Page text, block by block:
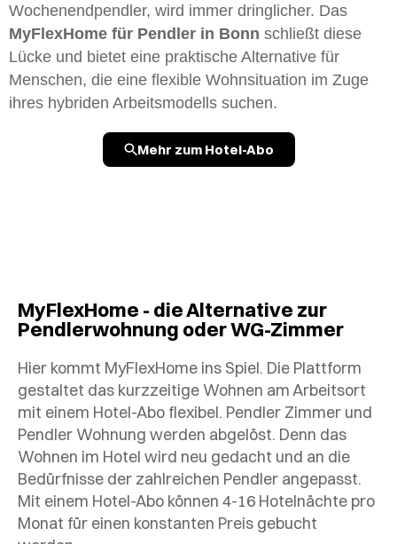
Wochenendpendler, wird immer dringlicher. Das
MyFlexHome für Pendler in Bonn schließt diese
Lücke und bietet eine praktische Alternative für
Menschen, die eine flexible Wohnsituation im Zuge
ihres hybriden Arbeitsmodells suchen.
Mehr zum Hotel-Abo
MyFlexHome - die Alternative zur
Pendlerwohnung oder WG-Zimmer
Hier kommt MyFlexHome ins Spiel. Die Plattform
gestaltet das kurzzeitige Wohnen am Arbeitsort
mit einem Hotel-Abo flexibel. Pendler Zimmer und
Pendler Wohnung werden abgelöst. Denn das
Wohnen im Hotel wird neu gedacht und an die
Bedürfnisse der zahlreichen Pendler angepasst.
Mit einem Hotel-Abo können 4-16 Hotelnächte pro
Monat für einen konstanten Preis gebucht